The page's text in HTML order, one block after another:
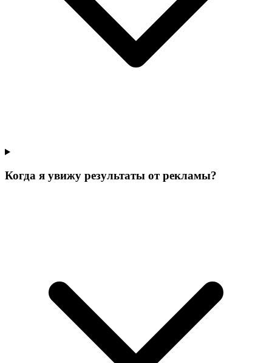
Когда я увижу результаты от рекламы?